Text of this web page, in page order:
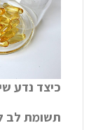
כיצד נדע
תשומת לב